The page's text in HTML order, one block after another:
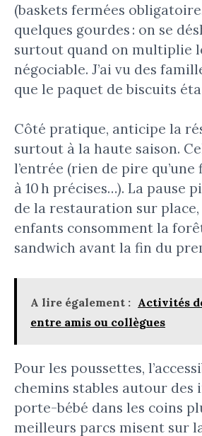
(baskets fermées
quelques gourdes : on se
surtout quand on multiplie
négociable. J’ai vu des
que le paquet de biscuits
Côté pratique, anticipe la
surtout à la haute saison.
l’entrée (rien de pire
à 10 h précises…). La pause
de la restauration sur
enfants consomment la
sandwich avant la fin du
A lire également : Activités
entre amis ou collègues
Pour les poussettes,
chemins stables autour
porte-bébé dans les coins
meilleurs parcs misent sur